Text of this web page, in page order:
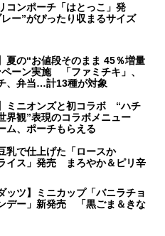
コンポーチ「はとっこ」発
ー”がぴったり収まるサイズ
夏の“お値段そのまま 45％増量
ーン実施 「ファミチキ」、
、弁当…計13種が対象
ミニオンズと初コラボ “ハチ
界観”表現のコラボメニュー
ム、ポーチもらえる
乳で仕上げた「ロースか
イス」発売 まろやか＆ピリ辛
ッツ】ミニカップ「バニラチョ
デー」新発売 「黒ごま＆きな